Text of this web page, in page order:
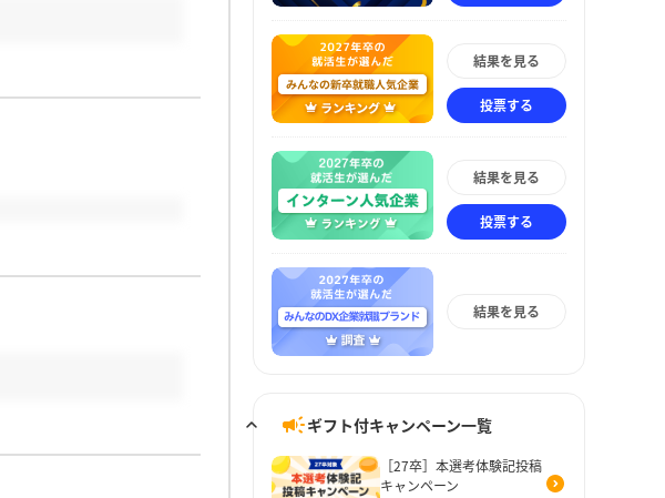
結果を見る
投票する
結果を見る
投票する
結果を見る
ギフト付キャンペーン一覧
［27卒］本選考体験記投稿
キャンペーン